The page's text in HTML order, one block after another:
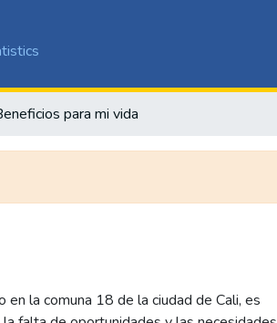
para mi vida
en la comuna 18 de la ciudad de Cali, es